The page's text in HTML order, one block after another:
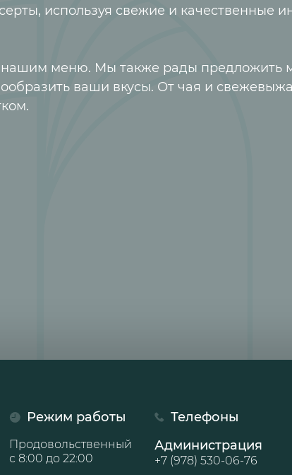
используя свежие и качественные
нашим меню. Мы также рады предложить
ваши вкусы. От чая и
Режим работы
Продовольственный
с 8:00 до 22:00
Телефоны
Администрация
+7 (978) 530-06-76